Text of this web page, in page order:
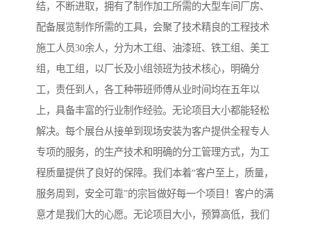
结，不断进取，拥有了制作加工所需的大型车间厂房、
配备展览制作所需的工具，会聚了技术精良的工程技术
施工人员30余人，分为木工组、油漆班、铁工组、美工
组，电工组，以厂长及小组领班为技术核心，明确分
工，责任到人，各工种带班师傅从业时间均在五年以
上，具备丰富的行业制作经验。无论项目大小都能轻松
解决。每个展台从接单到现场安装为客户提供全程专人
专项的服务，的生产技术和明确的分工管理方式，为工
程质量提供了良好的保障。我们本着“客户至上，质量，
服务周到，安全可靠”的宗旨做好每一个项目！客户的满
意才是我们大的心愿。无论项目大小，预算高低，我们